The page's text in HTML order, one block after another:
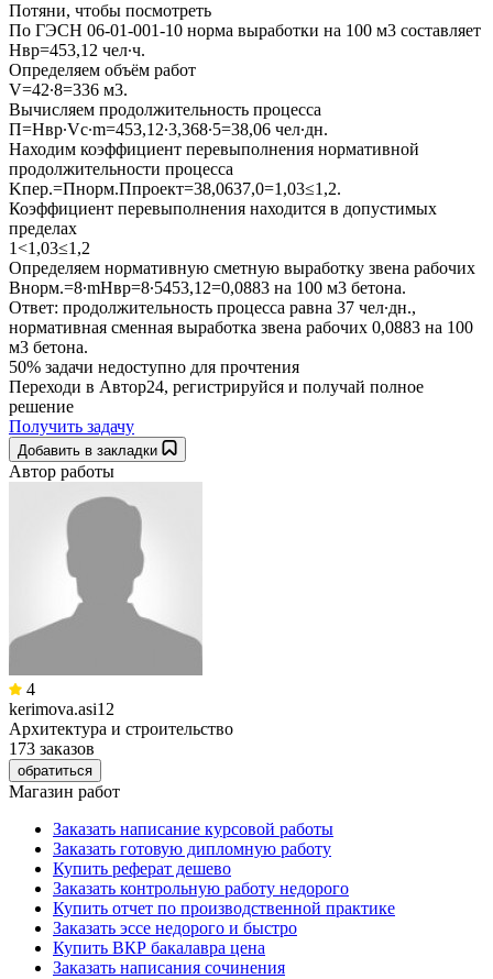
Потяни, чтобы посмотреть
По ГЭСН 06-01-001-10 норма выработки на 100 м3 составляет
Hвр=453,12 чел∙ч.
Определяем объём работ
V=42∙8=336 м3.
Вычисляем продолжительность процесса
П=Hвр∙Vс∙m=453,12∙3,368∙5=38,06 чел∙дн.
Находим коэффициент перевыполнения нормативной
продолжительности процесса
Kпер.=Пнорм.Ппроект=38,0637,0=1,03≤1,2.
Коэффициент перевыполнения находится в допустимых
пределах
1<1,03≤1,2
Определяем нормативную сметную выработку звена рабочих
Внорм.=8∙mHвр=8∙5453,12=0,0883 на 100 м3 бетона.
Ответ: продолжительность процесса равна 37 чел∙дн.,
нормативная сменная выработка звена рабочих 0,0883 на 100
м3 бетона.
50% задачи недоступно для прочтения
Переходи в Автор24, регистрируйся и получай полное
решение
Получить задачу
Добавить в закладки
Автор работы
4
kerimova.asi12
Архитектура и строительство
173 заказов
обратиться
Магазин работ
Заказать написание курсовой работы
Заказать готовую дипломную работу
Купить реферат дешево
Заказать контрольную работу недорого
Купить отчет по производственной практике
Заказать эссе недорого и быстро
Купить ВКР бакалавра цена
Заказать написания сочинения